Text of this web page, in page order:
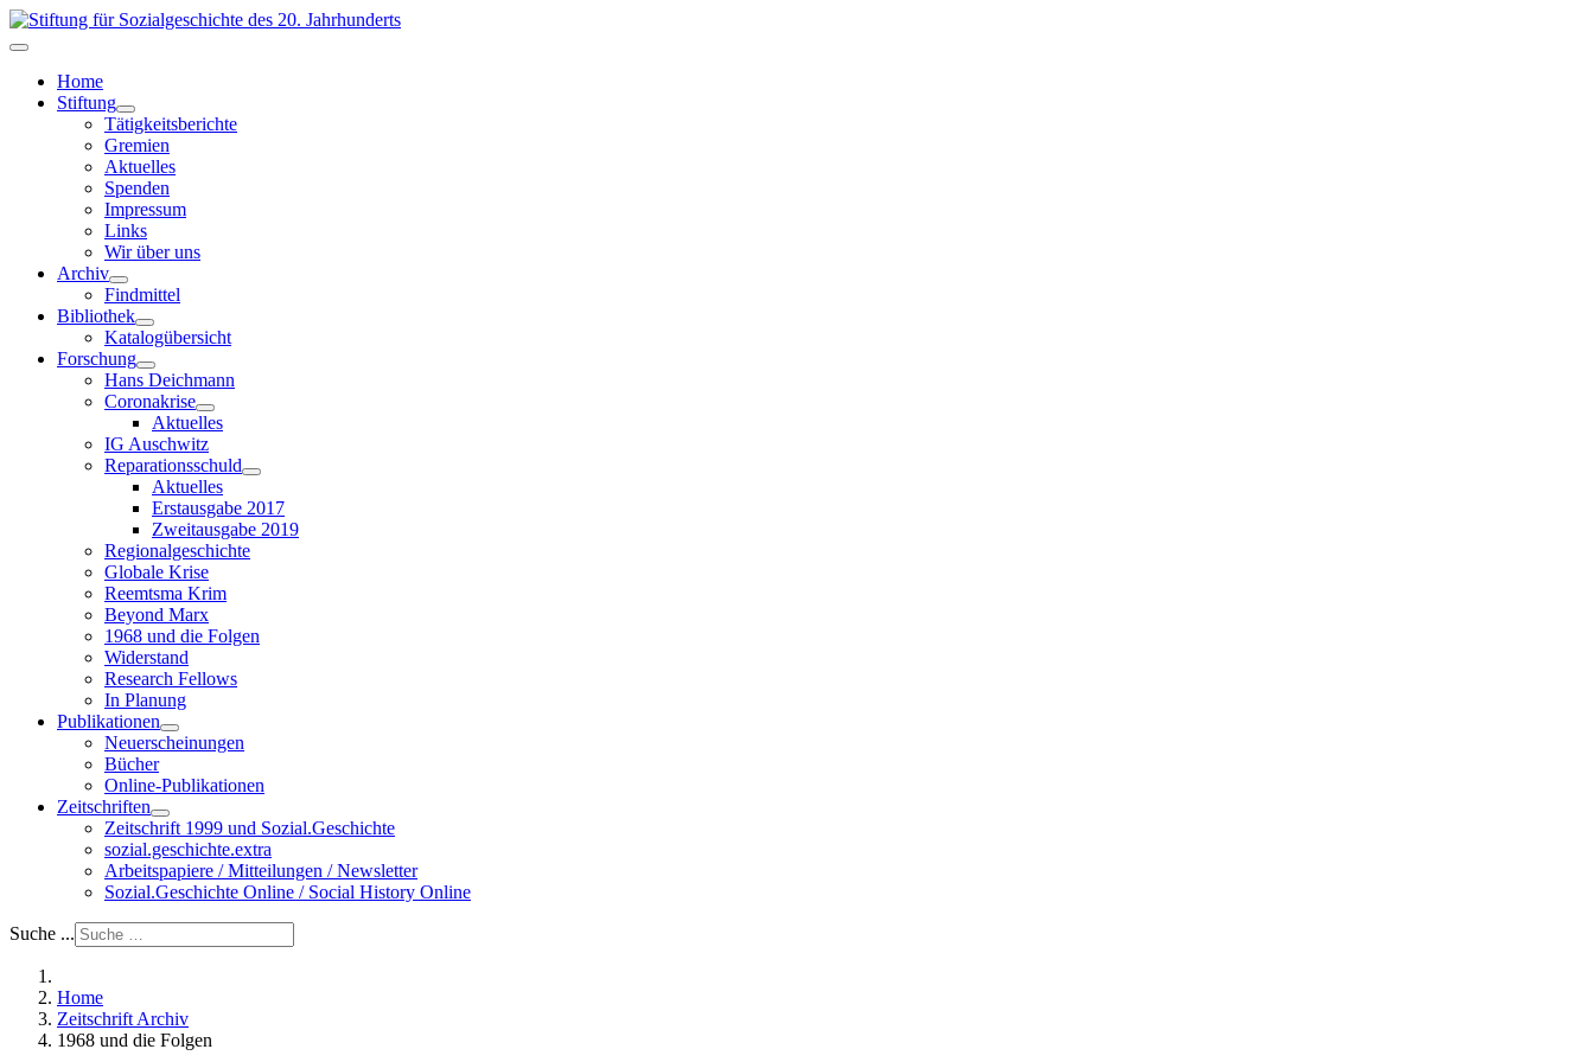
Home
Stiftung
Tätigkeitsberichte
Gremien
Aktuelles
Spenden
Impressum
Links
Wir über uns
Archiv
Findmittel
Bibliothek
Katalogübersicht
Forschung
Hans Deichmann
Coronakrise
Aktuelles
IG Auschwitz
Reparationsschuld
Aktuelles
Erstausgabe 2017
Zweitausgabe 2019
Regionalgeschichte
Globale Krise
Reemtsma Krim
Beyond Marx
1968 und die Folgen
Widerstand
Research Fellows
In Planung
Publikationen
Neuerscheinungen
Bücher
Online-Publikationen
Zeitschriften
Zeitschrift 1999 und Sozial.Geschichte
sozial.geschichte.extra
Arbeitspapiere / Mitteilungen / Newsletter
Sozial.Geschichte Online / Social History Online
Suche ...
Home
Zeitschrift Archiv
1968 und die Folgen